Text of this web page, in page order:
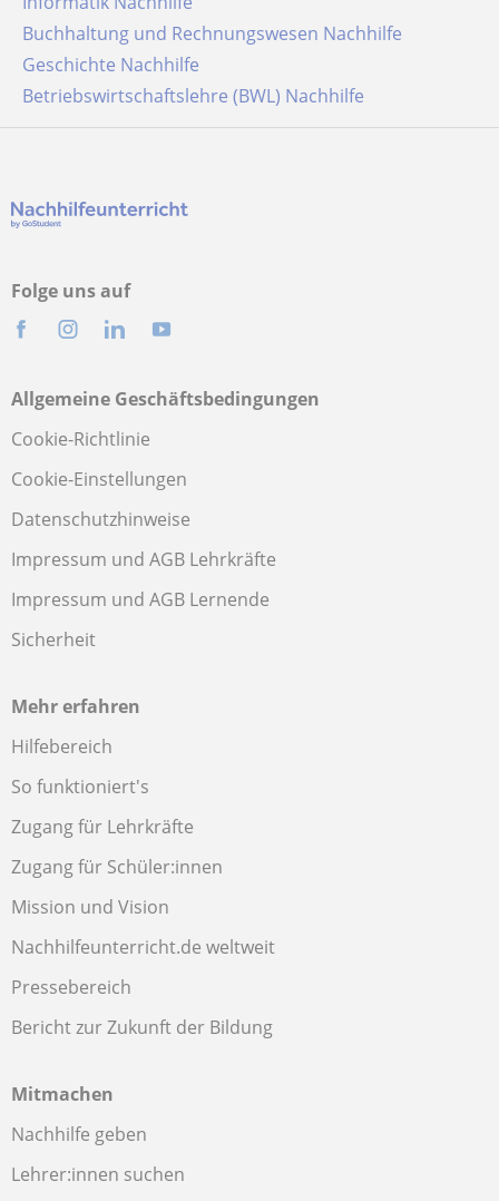
Buchhaltung und Rechnungswesen Nachhilfe
Geschichte Nachhilfe
Betriebswirtschaftslehre (BWL) Nachhilfe
Folge uns auf
Allgemeine Geschäftsbedingungen
Cookie-Richtlinie
Cookie-Einstellungen
Datenschutzhinweise
Impressum und AGB Lehrkräfte
Impressum und AGB Lernende
Sicherheit
Mehr erfahren
Hilfebereich
So funktioniert's
Zugang für Lehrkräfte
Zugang für Schüler:innen
Mission und Vision
Nachhilfeunterricht.de weltweit
Pressebereich
Bericht zur Zukunft der Bildung
Mitmachen
Nachhilfe geben
Lehrer:innen suchen